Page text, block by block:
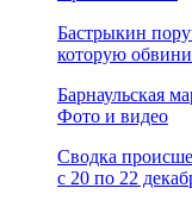
Бастрыкин
которую
Барнаульская
Фото и видео
Сводка
с 20 по 22